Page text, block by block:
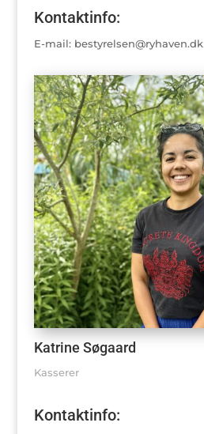
Kontaktinfo:
E-mail: bestyrelsen@ryhaven.dk
Katrine Søgaard
Kasserer
Kontaktinfo: